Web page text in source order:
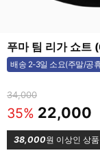
푸마 팀 리가 쇼트
배송 2-3일 소요(주말/공
34,000
35% 22,000
38,000원 이상인 상